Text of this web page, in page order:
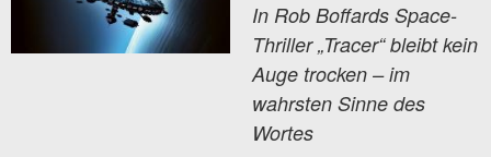
In Rob Boffards Space-
Thriller „Tracer“ bleibt kein
Auge trocken – im
wahrsten Sinne des
Wortes